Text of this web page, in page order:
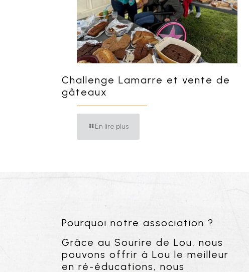
Challenge Lamarre et vente de
gâteaux
En lire plus
Pourquoi notre association ?
Grâce au Sourire de Lou, nous
pouvons offrir à Lou le meilleur
en ré-éducations, nous